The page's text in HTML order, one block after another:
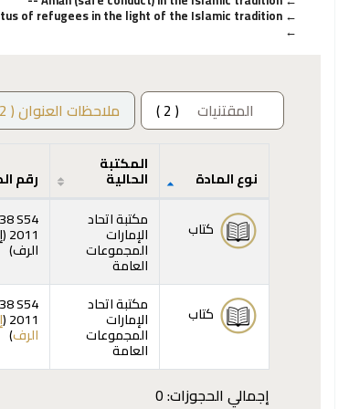
of refugees in the light of the Islamic tradition.
المقتنيات ( 2 ) ملاحظات العنوان ( 2 )
المقتنيات
نوع المادة
المكتبة
الحالية رقم
كتاب مكتبة اتحاد
الإمارات
المجموعات
العامة
S54
2011 (
الرف)
كتاب مكتبة اتحاد
الإمارات
المجموعات
العامة
S54
2011 (
الرف)
إجمالي الحجوزات: 0